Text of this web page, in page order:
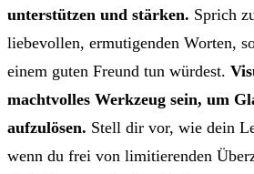
unterstützen und stärken. Sprich
liebevollen, ermutigenden Worten,
einem guten Freund tun würdest.
machtvolles Werkzeug sein, um
aufzulösen. Stell dir vor, wie dein
wenn du frei von limitierenden